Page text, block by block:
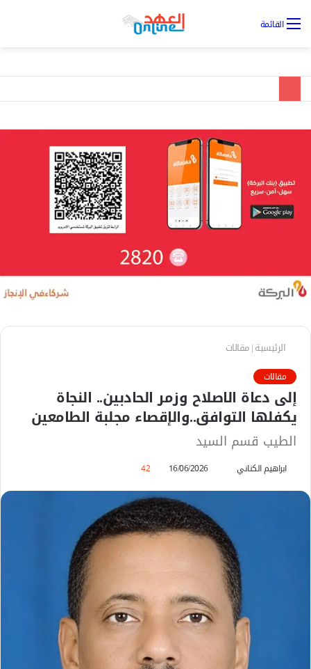
القائمة
الرئيسية|مقالات
مقالات
إلى دعاة الاصلاح وزمر الحادبين.. النجاة
يكفلها التوافق..والإقصاء مجلبة الطامعين
الطيب قسم السيد
ابراهيم الكناني
ب
ر
ي
د
16/06/2026
42